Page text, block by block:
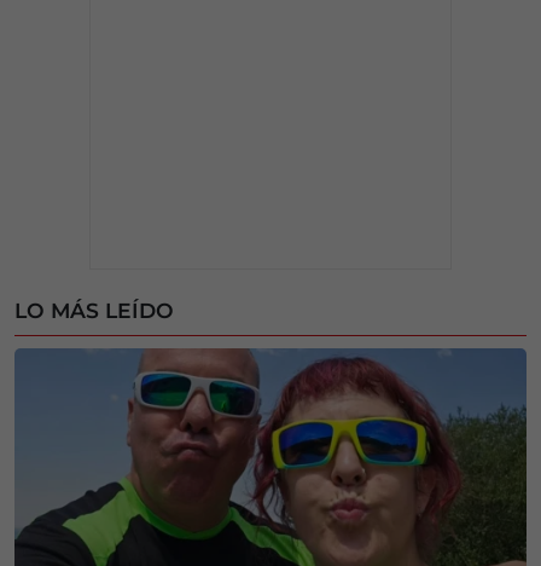
LO MÁS LEÍDO